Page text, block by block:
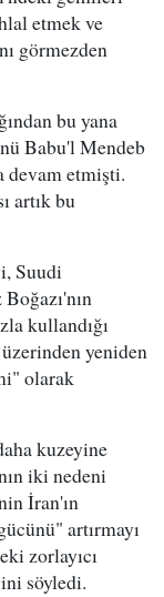
etmek ve
görmezden
bu yana
Babu'l Mendeb
devam etmişti.
artık bu
Suudi
kullandığı
yeniden
olarak
kuzeyine
iki nedeni
İran'ın
artırmayı
zorlayıcı
söyledi.